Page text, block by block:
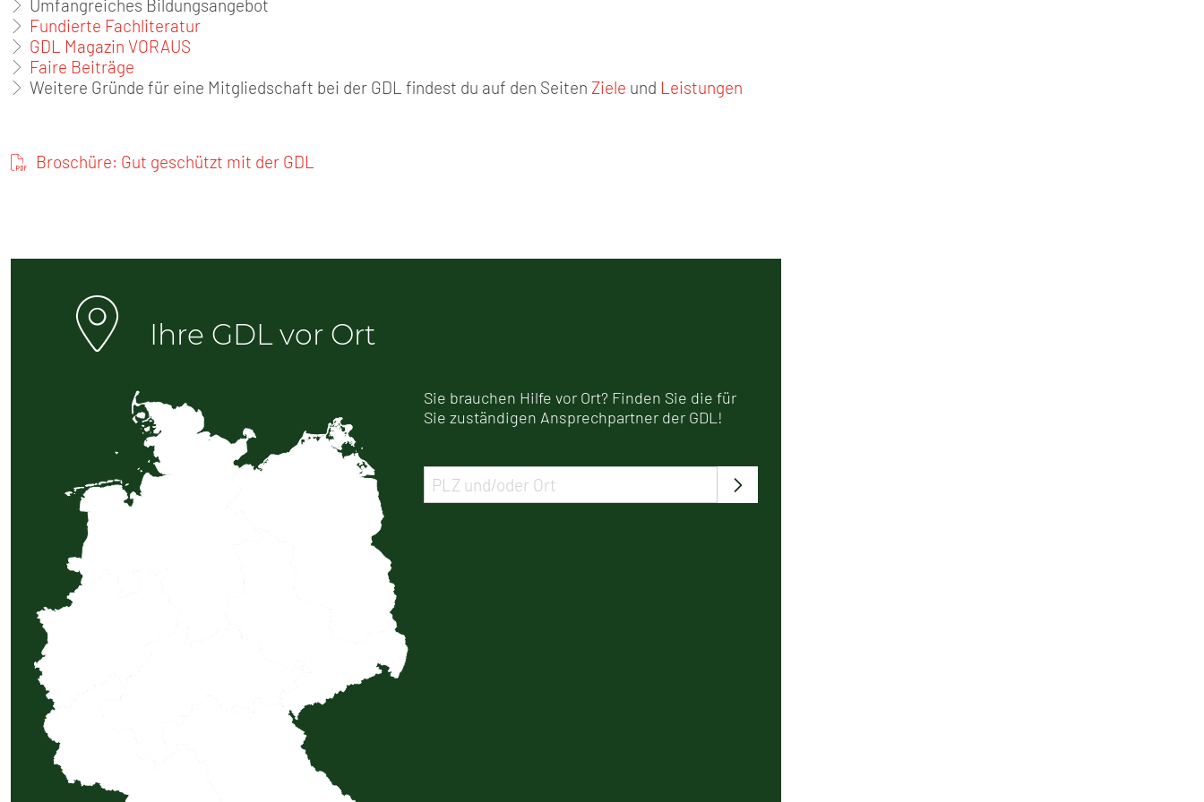
Umfangreiches Bildungsangebot
Fundierte Fachliteratur
GDL Magazin VORAUS
Faire Beiträge
Weitere Gründe für eine Mitgliedschaft bei der GDL findest du auf den Seiten Ziele und Leistungen
Broschüre: Gut geschützt mit der GDL
Ihre GDL vor Ort
Sie brauchen Hilfe vor Ort? Finden Sie die für
Sie zuständigen Ansprechpartner der GDL!